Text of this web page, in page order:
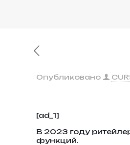
Опубликовано
[ad_1]
В 2023 году
функций.